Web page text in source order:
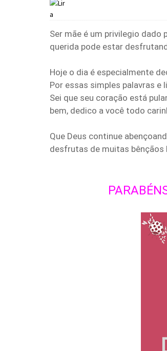
Ser mãe é um privilegio dado
querida pode estar
Hoje o dia é especialmente
Por essas simples palavras
Sei que seu coração está
bem, dedico a você todo
Que Deus continue
desfrutas de muitas bênçãos